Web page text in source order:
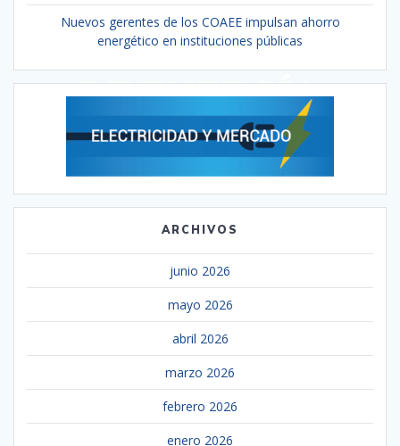
Nuevos gerentes de los COAEE impulsan ahorro
energético en instituciones públicas
ARCHIVOS
junio 2026
mayo 2026
abril 2026
marzo 2026
febrero 2026
enero 2026